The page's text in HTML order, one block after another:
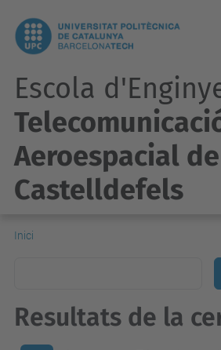
Escola
Aeroespacial de
Castelldefels
Inici
Resultats de la